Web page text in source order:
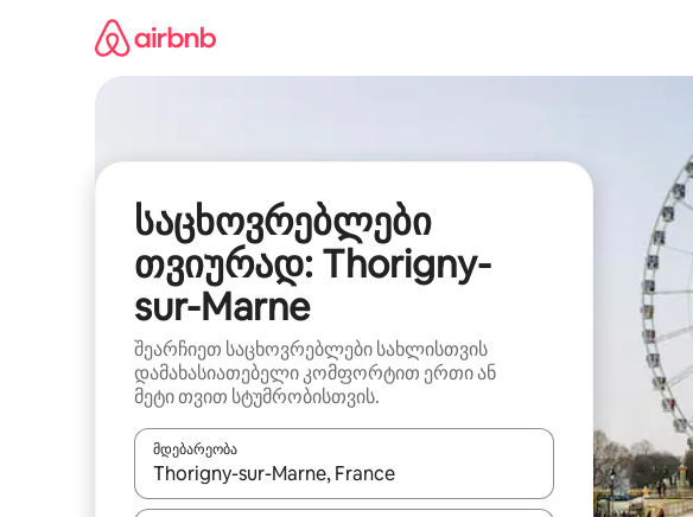
საცხოვრებლები
თვიურად: Thorigny-
sur-Marne
შეარჩიეთ საცხოვრებლები სახლისთვის
დამახასიათებელი კომფორტით ერთი ან
მეტი თვით სტუმრობისთვის.
მდებარეობა
როცა შედეგები ხელმისაწვდომი გახდება, ნავიგაციისთვის